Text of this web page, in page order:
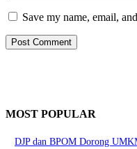
Save my name, email,
MOST POPULAR
DJP dan BPOM Dorong